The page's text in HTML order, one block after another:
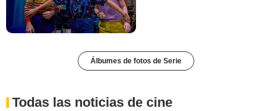
Álbumes de fotos de Serie
Todas las noticias de cine